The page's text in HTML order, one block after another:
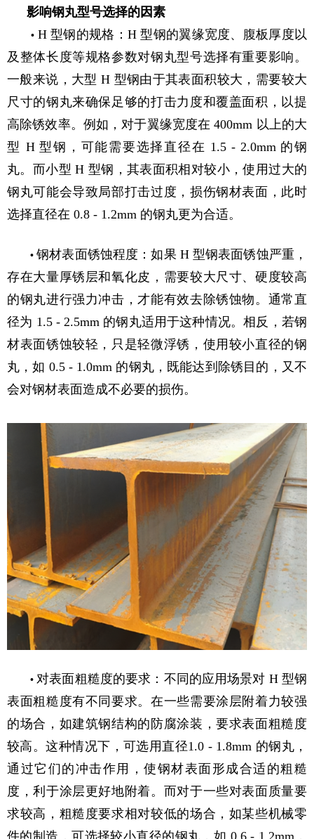
影响钢丸型号选择的因素
• H 型钢的规格：H 型钢的翼缘宽度、腹板厚度以
及整体长度等规格参数对钢丸型号选择有重要影响。
一般来说，大型 H 型钢由于其表面积较大，需要较大
尺寸的钢丸来确保足够的打击力度和覆盖面积，以提
高除锈效率。例如，对于翼缘宽度在 400mm 以上的大
型 H 型钢，可能需要选择直径在 1.5 - 2.0mm 的钢
丸。而小型 H 型钢，其表面积相对较小，使用过大的
钢丸可能会导致局部打击过度，损伤钢材表面，此时
选择直径在 0.8 - 1.2mm 的钢丸更为合适。
•钢材表面锈蚀程度：如果 H 型钢表面锈蚀严重，
存在大量厚锈层和氧化皮，需要较大尺寸、硬度较高
的钢丸进行强力冲击，才能有效去除锈蚀物。通常直
径为 1.5 - 2.5mm 的钢丸适用于这种情况。相反，若钢
材表面锈蚀较轻，只是轻微浮锈，使用较小直径的钢
丸，如 0.5 - 1.0mm 的钢丸，既能达到除锈目的，又不
会对钢材表面造成不必要的损伤。
•对表面粗糙度的要求：不同的应用场景对 H 型钢
表面粗糙度有不同要求。在一些需要涂层附着力较强
的场合，如建筑钢结构的防腐涂装，要求表面粗糙度
较高。这种情况下，可选用直径1.0 - 1.8mm 的钢丸，
通过它们的冲击作用，使钢材表面形成合适的粗糙
度，利于涂层更好地附着。而对于一些对表面质量要
求较高，粗糙度要求相对较低的场合，如某些机械零